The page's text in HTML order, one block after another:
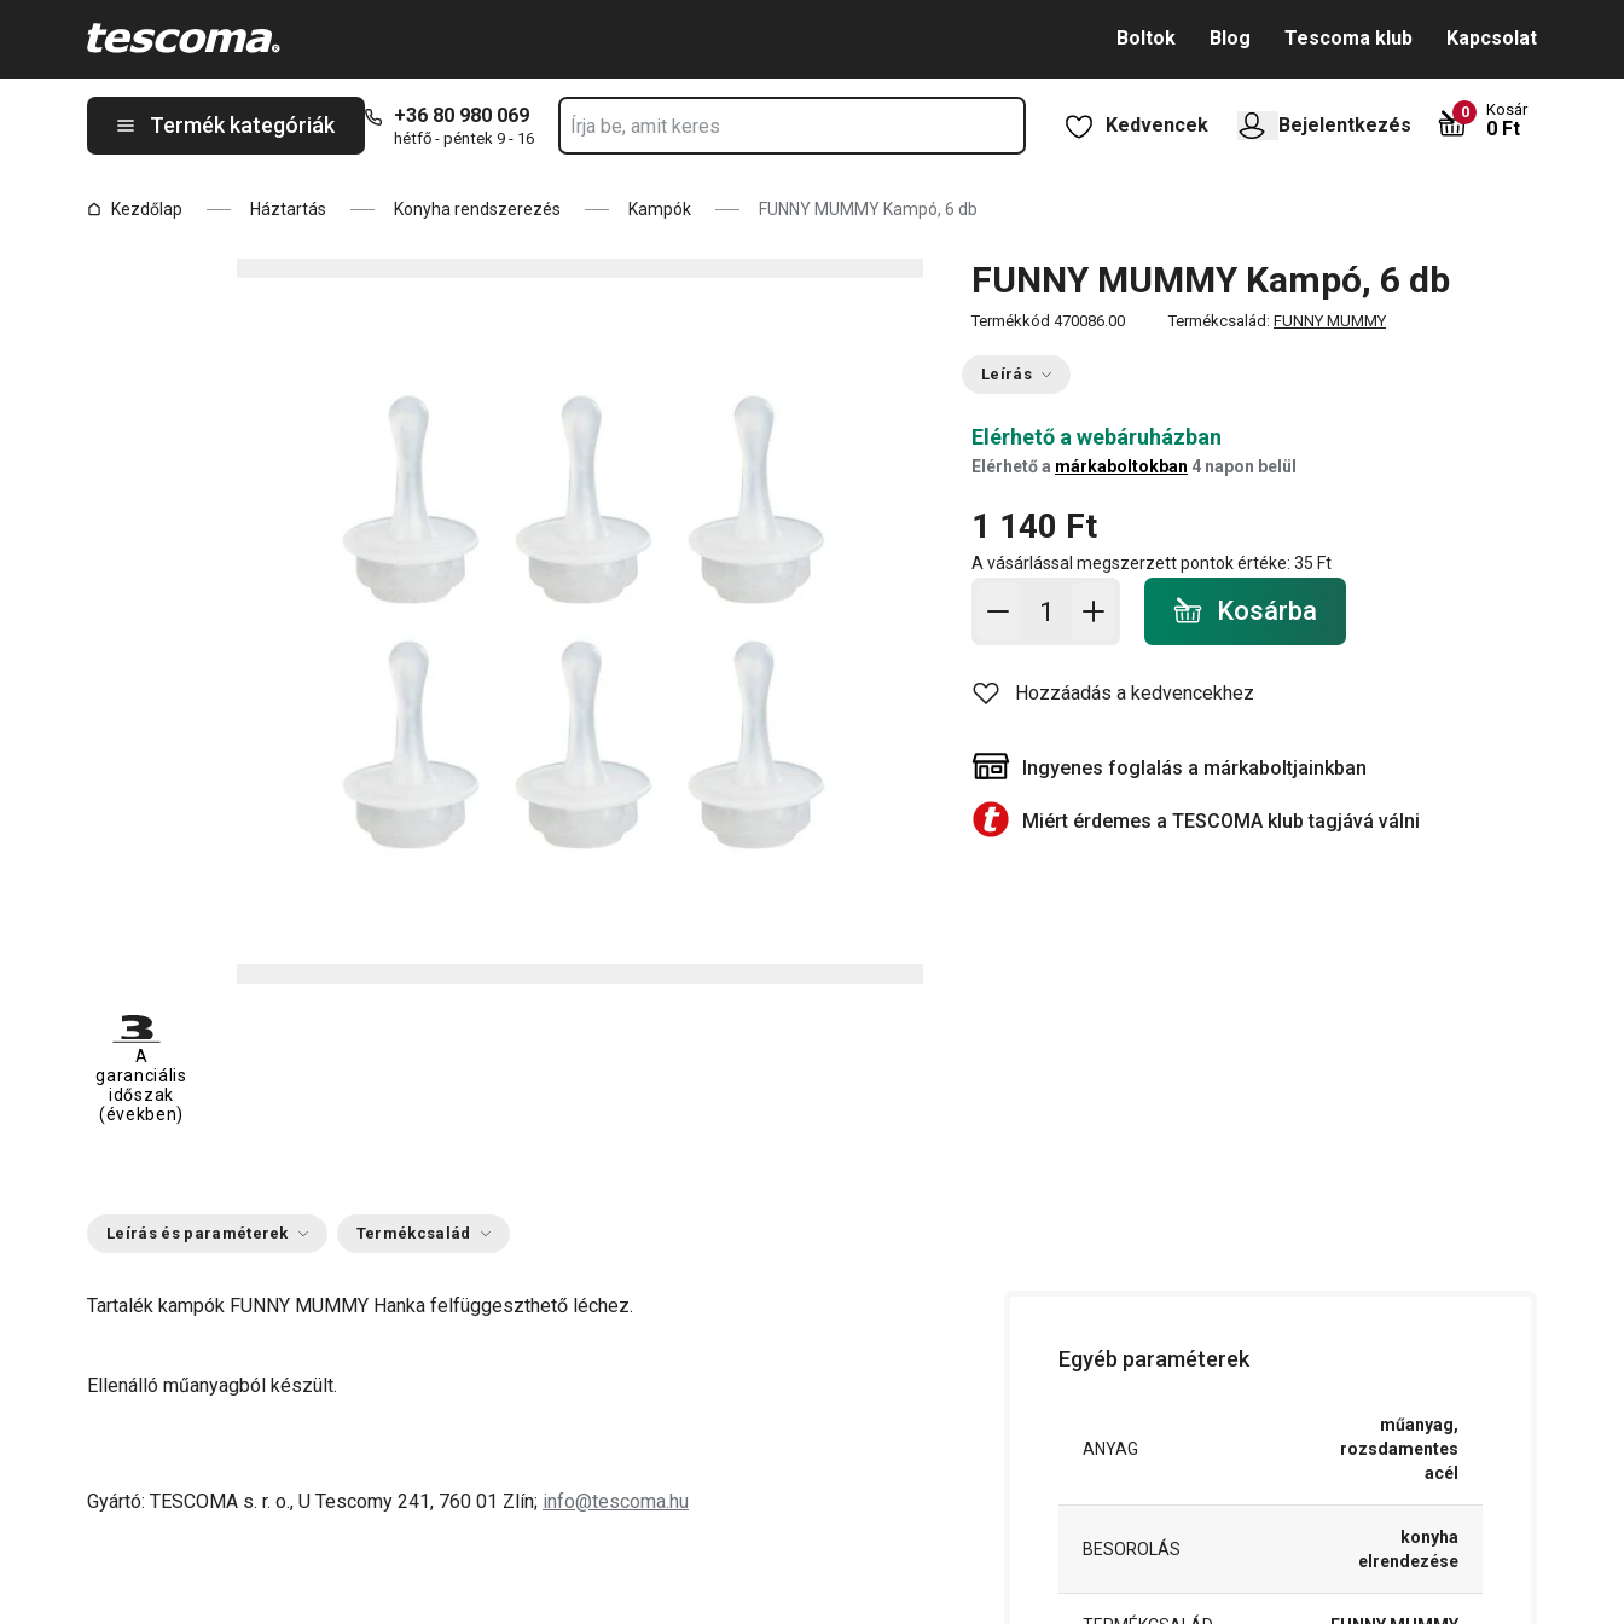
Boltok Blog Tescoma klub Kapcsolat
Termék kategóriák +36 80 980 069
hétfő - péntek 9 - 16
Kedvencek Bejelentkezés
0 Kosár
0 Ft
Kezdőlap Háztartás Konyha rendszerezés Kampók FUNNY MUMMY Kampó, 6 db
FUNNY MUMMY Kampó, 6 db
Termékkód 470086.00 Termékcsalád: FUNNY MUMMY
Leírás
Elérhető a webáruházban
Elérhető a márkaboltokban 4 napon belül
1 140 Ft
A vásárlással megszerzett pontok értéke: 35 Ft
Kosárba - mennyiség
Kosárba
Hozzáadás a kedvencekhez
Ingyenes foglalás a márkaboltjainkban
Miért érdemes a TESCOMA klub tagjává válni
A
garanciális
időszak
(években)
Leírás és paraméterek Termékcsalád
Tartalék kampók FUNNY MUMMY Hanka felfüggeszthető léchez.
Ellenálló műanyagból készült.
Gyártó: TESCOMA s. r. o., U Tescomy 241, 760 01 Zlín; info@tescoma.hu
Egyéb paraméterek
ANYAG
műanyag,
rozsdamentes
acél
BESOROLÁS
konyha
elrendezése